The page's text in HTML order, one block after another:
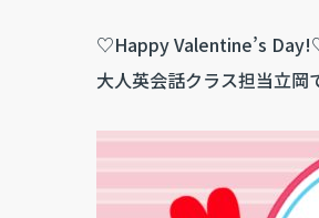
♡Happy Valentine’s
大人英会話クラス担当立岡